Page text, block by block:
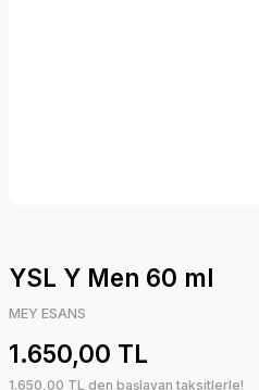
YSL Y Men 60 ml
MEY ESANS
1.650,00 TL
1.650,00 TL den başlayan taksitlerle!